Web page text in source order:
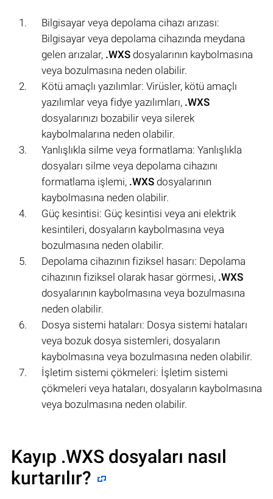
Bilgisayar veya depolama cihazı arızası:
Bilgisayar veya depolama cihazında meydana
gelen arızalar, .WXS dosyalarının kaybolmasına
veya bozulmasına neden olabilir.
Kötü amaçlı yazılımlar: Virüsler, kötü amaçlı
yazılımlar veya fidye yazılımları, .WXS
dosyalarınızı bozabilir veya silerek
kaybolmalarına neden olabilir.
Yanlışlıkla silme veya formatlama: Yanlışlıkla
dosyaları silme veya depolama cihazını
formatlama işlemi, .WXS dosyalarının
kaybolmasına neden olabilir.
Güç kesintisi: Güç kesintisi veya ani elektrik
kesintileri, dosyaların kaybolmasına veya
bozulmasına neden olabilir.
Depolama cihazının fiziksel hasarı: Depolama
cihazının fiziksel olarak hasar görmesi, .WXS
dosyalarının kaybolmasına veya bozulmasına
neden olabilir.
Dosya sistemi hataları: Dosya sistemi hataları
veya bozuk dosya sistemleri, dosyaların
kaybolmasına veya bozulmasına neden olabilir.
İşletim sistemi çökmeleri: İşletim sistemi
çökmeleri veya hataları, dosyaların kaybolmasına
veya bozulmasına neden olabilir.
Kayıp .WXS dosyaları nasıl
kurtarılır?